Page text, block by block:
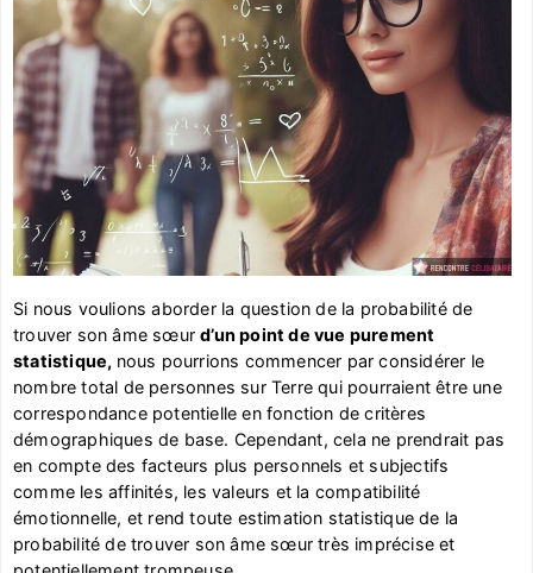
Si nous voulions aborder la question de la probabilité de
trouver son âme sœurd’un point de vue purement
statistique, nous pourrions commencer par considérer le
nombre total de personnes sur Terre qui pourraient être une
correspondance potentielle en fonction de critères
démographiques de base. Cependant, cela ne prendrait pas
en compte des facteurs plus personnels et subjectifs
comme les affinités, les valeurs et la compatibilité
émotionnelle, et rend toute estimation statistique de la
probabilité de trouver son âme sœur très imprécise et